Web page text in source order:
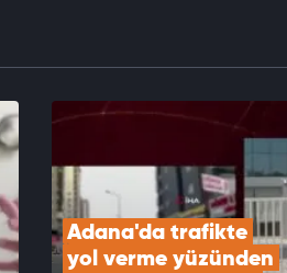
İHA
Adana'da trafikte
yol verme yüzünden